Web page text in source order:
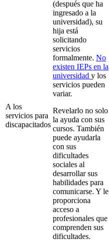
A los
servicios para
discapacitados
(después que ha
ingresado a la
universidad), su
hija está
solicitando
servicios
formalmente. No
existen IEPs en la
universidad y los
servicios pueden
variar.
Revelarlo no solo
la ayuda con sus
cursos. También
puede ayudarla
con sus
dificultades
sociales al
desarrollar sus
habilidades para
comunicarse. Y le
proporciona
acceso a
profesionales que
comprenden sus
dificultades.